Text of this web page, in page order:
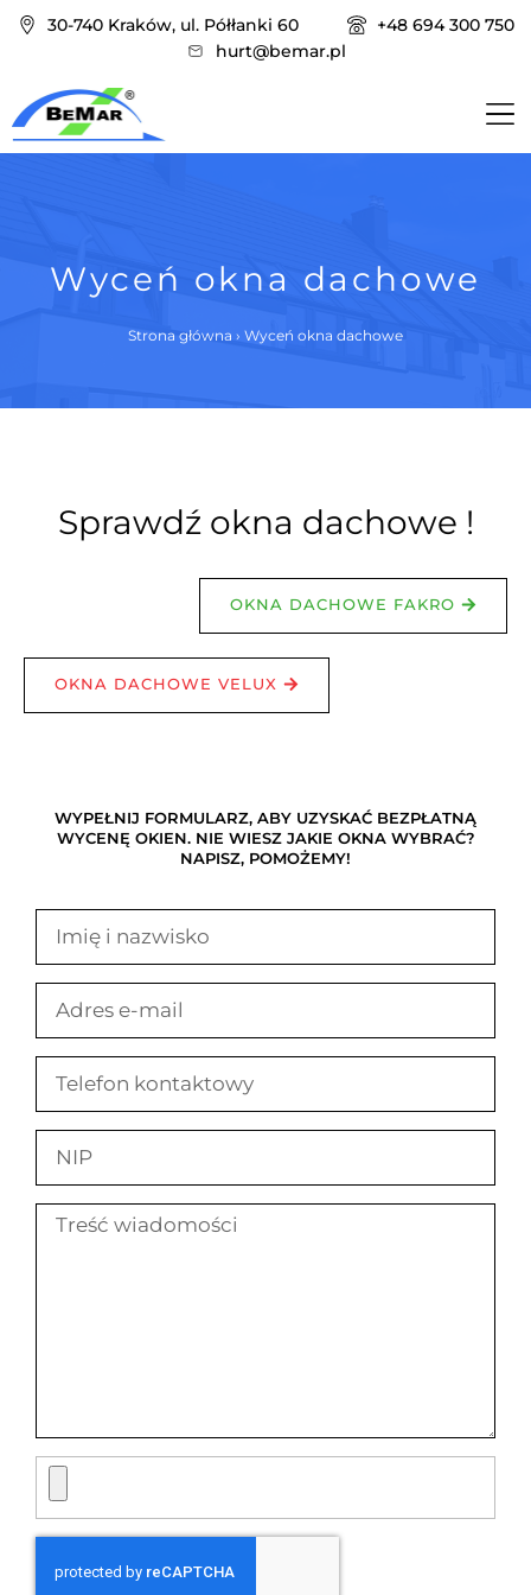
30-740 Kraków, ul. Półłanki 60
+48 694 300 750
hurt@bemar.pl
Wyceń okna dachowe
Strona główna › Wyceń okna dachowe
Sprawdź okna dachowe !
OKNA DACHOWE FAKRO
OKNA DACHOWE VELUX
WYPEŁNIJ FORMULARZ, ABY UZYSKAĆ BEZPŁATNĄ
WYCENĘ OKIEN. NIE WIESZ JAKIE OKNA WYBRAĆ?
NAPISZ, POMOŻEMY!